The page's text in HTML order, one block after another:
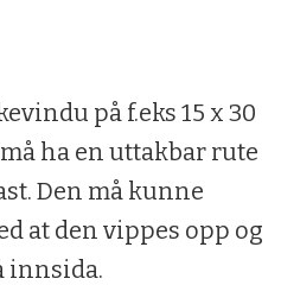
på f.eks 15 x 30
ha en uttakbar rute
Den må kunne
at den vippes opp og
innsida.